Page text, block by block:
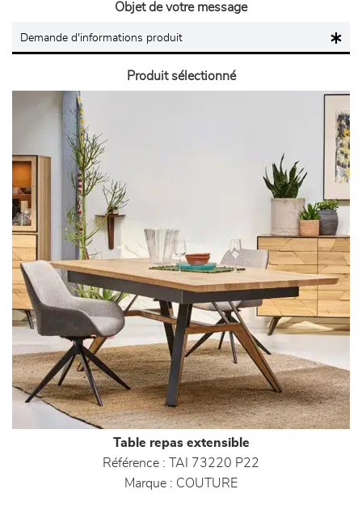
Objet de votre message
Produit sélectionné
Table repas extensible
Référence : TAI 73220 P22
Marque : COUTURE